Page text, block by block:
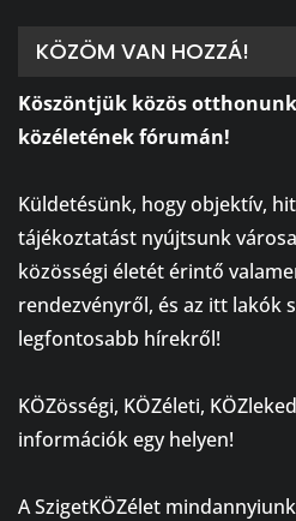
KÖZÖM VAN HOZZÁ!
Köszöntjük közös
közéletének fórumán!
Küldetésünk, hogy objektív,
tájékoztatást nyújtsunk
közösségi életét érintő
rendezvényről, és az itt lakók
legfontosabb hírekről!
KÖZösségi, KÖZéleti,
információk egy helyen!
A SzigetKÖZélet